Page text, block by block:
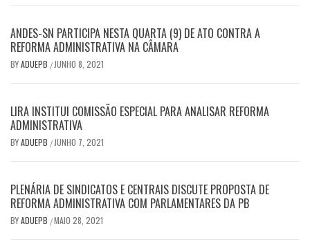
ANDES-SN PARTICIPA NESTA QUARTA (9) DE ATO CONTRA A
REFORMA ADMINISTRATIVA NA CÂMARA
BYADUEPB / JUNHO 8, 2021
LIRA INSTITUI COMISSÃO ESPECIAL PARA ANALISAR REFORMA
ADMINISTRATIVA
BYADUEPB / JUNHO 7, 2021
PLENÁRIA DE SINDICATOS E CENTRAIS DISCUTE PROPOSTA DE
REFORMA ADMINISTRATIVA COM PARLAMENTARES DA PB
BYADUEPB /MAIO 28, 2021